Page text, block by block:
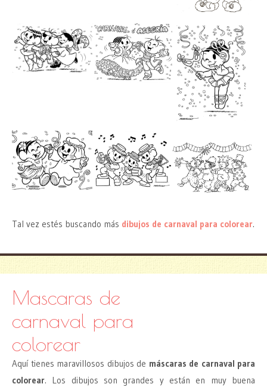
Tal vez estés buscando más dibujos de carnaval para colorear.
Mascaras de
carnaval para
colorear
Aquí tienes maravillosos dibujos de máscaras de carnaval para
colorear. Los dibujos son grandes y están en muy buena